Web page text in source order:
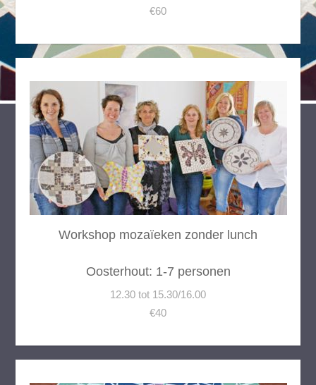
€60
Workshop mozaïeken zonder lunch
Oosterhout: 1-7 personen
12.30 tot 15.30/16.00
€40